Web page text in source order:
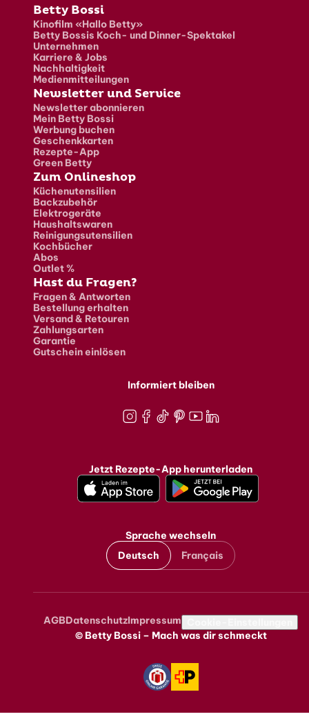
Fusszeile
Betty Bossi
Kinofilm «Hallo Betty»
Betty Bossis Koch- und Dinner-Spektakel
Unternehmen
Karriere & Jobs
Nachhaltigkeit
Medienmitteilungen
Newsletter und Service
Newsletter abonnieren
Mein Betty Bossi
Werbung buchen
Geschenkkarten
Rezepte-App
Green Betty
Zum Onlineshop
Küchenutensilien
Backzubehör
Elektrogeräte
Haushaltswaren
Reinigungsutensilien
Kochbücher
Abos
Outlet %
Hast du Fragen?
Fragen & Antworten
Bestellung erhalten
Versand & Retouren
Zahlungsarten
Garantie
Gutschein einlösen
Informiert bleiben
Jetzt Rezepte-App herunterladen
Sprache wechseln
Deutsch
Français
Metanavigation
AGBDatenschutzImpressum
© Betty Bossi – Mach was dir schmeckt